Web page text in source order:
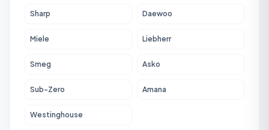
Sharp Daewoo
Miele Liebherr
Smeg Asko
Sub-Zero Amana
Westinghouse